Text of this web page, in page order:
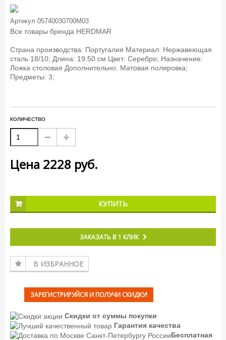
Артикул 05740030700M03
Все товары бренда HERDMAR
Страна производства: Португалия Материал: Нержавеющая
сталь 18/10; Длина: 19.50 см Цвет: Серебро; Назначение:
Ложка столовая Дополнительно: Матовая полировка;
Предметы: 3;
КОЛИЧЕСТВО
Цена 2228 руб.
КУПИТЬ
ЗАКАЗАТЬ В 1 КЛИК
В ИЗБРАННОЕ
ЗАРЕГИСТРИРУЙСЯ И ПОЛУЧИ СКИДКУ!
Скидки от суммы покупки
Гарантия качества
Бесплатная